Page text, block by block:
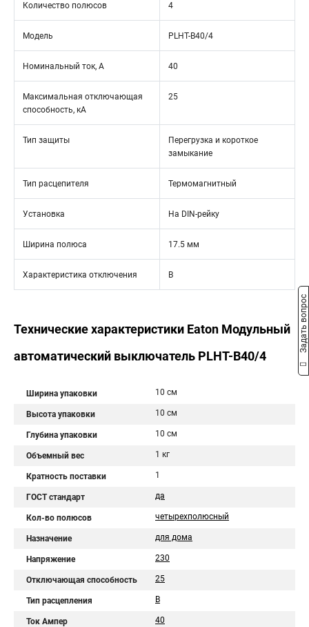
Количество полюсов 4
Модель PLHT-B40/4
Номинальный ток, А 40
Максимальная отключающая
способность, кА
25
Тип защиты
Перегрузка и короткое
замыкание
Тип расцепителя Термомагнитный
Установка На DIN-рейку
Ширина полюса 17.5 мм
Характеристика отключения B
Технические характеристики Eaton Модульный
автоматический выключатель PLHT-B40/4
Ширина упаковки 10 см
Высота упаковки 10 см
Глубина упаковки 10 см
Объемный вес 1 кг
Кратность поставки 1
ГОСТ стандарт да
Кол-во полюсов четырехполюсный
Назначение для дома
Напряжение 230
Отключающая способность 25
Тип расцепления B
Ток Ампер 40
Задать вопрос